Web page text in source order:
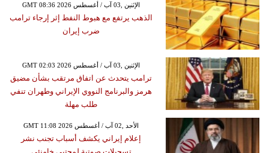
GMT 08:36 2026 الإثنين ,03 آب / أغسطس
الذهب يرتفع مع هبوط النفط إثر إرجاء ترامب
ضرب إيران
GMT 02:03 2026 الإثنين ,03 آب / أغسطس
ترامب يتحدث عن اتفاق مرتقب بشأن مضيق
هرمز والبرنامج النووي الإيراني وطهران تنفي
طلب مهلة
GMT 11:08 2026 الأحد ,02 آب / أغسطس
إعلام إيراني يكشف أسباب تجنب نشر